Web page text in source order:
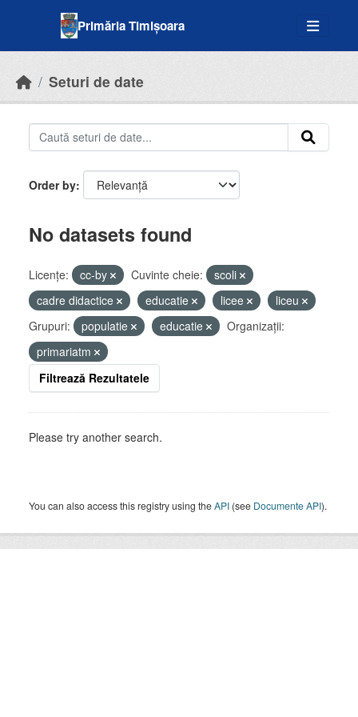
Primăria Timișoara
Seturi de date
Order by
No datasets found
Licenţe: cc-by Cuvinte cheie:
scoli
cadre didactice
educatie licee
liceu
Grupuri:
populatie educatie
Organizații:
primariatm
Filtrează Rezultatele
Please try another search.
You can also access this registry using theAPI (see Documente API).